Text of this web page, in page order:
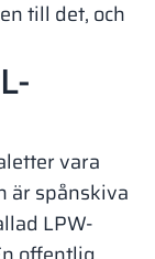
till det, och
vara
är spånskiva
LPW-